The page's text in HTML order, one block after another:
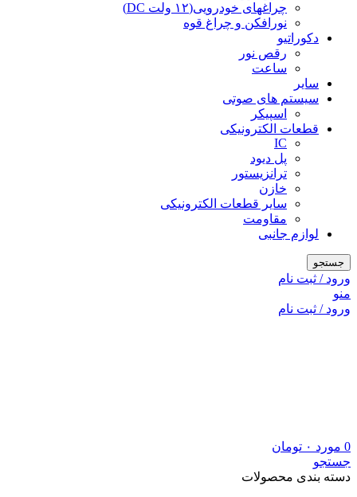
چراغهای خودرویی(۱۲ ولت DC)
نورافکن و چراغ قوه
دکوراتیو
رقص نور
ساعت
سایر
سیستم های صوتی
اسپیکر
قطعات الکترونیکی
IC
پل دیود
ترانزیستور
خازن
سایر قطعات الکترونیکی
مقاومت
لوازم جانبی
جستجو
ورود / ثبت نام
منو
ورود / ثبت نام
0 مورد ۰ تومان
جستجو
دسته بندی محصولات